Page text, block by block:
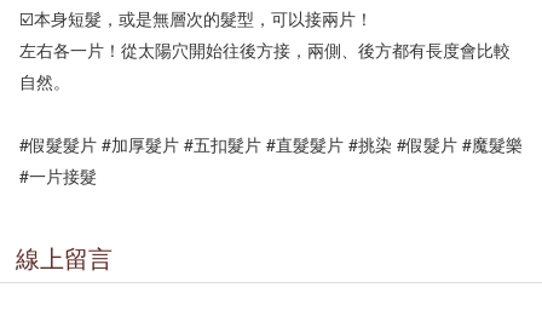
☑️本身短髮，或是無層次的髮型，可以接兩片！
左右各一片！從太陽穴開始往後方接，兩側、後方都有長度會比較
自然。
#假髮髮片 #加厚髮片 #五扣髮片 #直髮髮片 #挑染 #假髮片 #魔髮樂
#一片接髮
線上留言